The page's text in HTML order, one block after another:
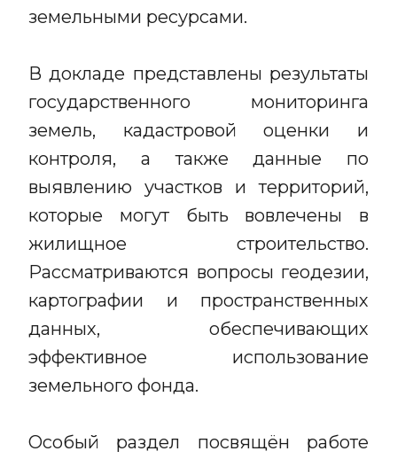
земельными ресурсами.
В докладе представлены результаты
государственного мониторинга
земель, кадастровой оценки и
контроля, а также данные по
выявлению участков и территорий,
которые могут быть вовлечены в
жилищное строительство.
Рассматриваются вопросы геодезии,
картографии и пространственных
данных, обеспечивающих
эффективное использование
земельного фонда.
Особый раздел посвящён работе